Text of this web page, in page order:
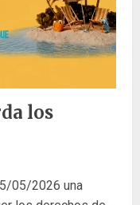
los
05/2026 una